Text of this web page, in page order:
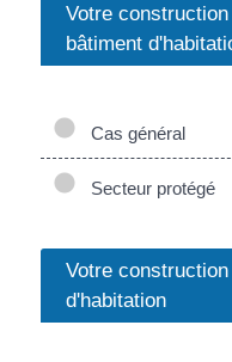
Votre
bâtiment
Cas général
Secteur protégé
Votre
d'habitation